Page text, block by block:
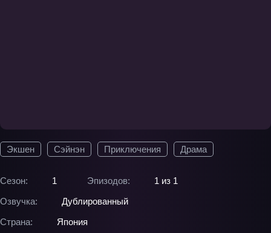
Экшен Сэйнэн Приключения Драма
Сезон: 1 Эпизодов:
1 из 1
Озвучка:
Дублированный
Страна:
Япония